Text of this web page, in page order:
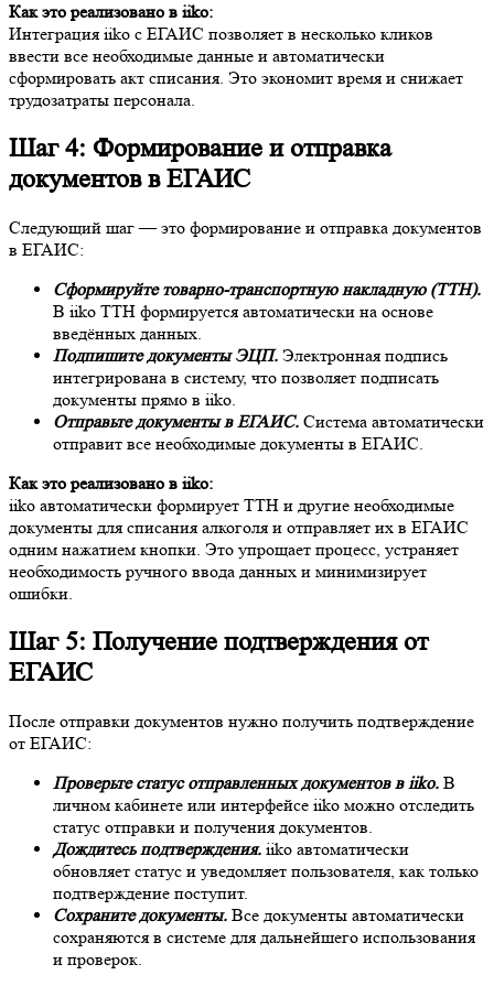
Как это реализовано в iiko:
Интеграция iiko с ЕГАИС позволяет в несколько кликов
ввести все необходимые данные и автоматически
сформировать акт списания. Это экономит время и снижает
трудозатраты персонала.
Шаг 4: Формирование и отправка
документов в ЕГАИС
Следующий шаг — это формирование и отправка документов
в ЕГАИС:
Сформируйте товарно-транспортную накладную (ТТН).
В iiko ТТН формируется автоматически на основе
введённых данных.
Подпишите документы ЭЦП. Электронная подпись
интегрирована в систему, что позволяет подписать
документы прямо в iiko.
Отправьте документы в ЕГАИС. Система автоматически
отправит все необходимые документы в ЕГАИС.
Как это реализовано в iiko:
iiko автоматически формирует ТТН и другие необходимые
документы для списания алкоголя и отправляет их в ЕГАИС
одним нажатием кнопки. Это упрощает процесс, устраняет
необходимость ручного ввода данных и минимизирует
ошибки.
Шаг 5: Получение подтверждения от
ЕГАИС
После отправки документов нужно получить подтверждение
от ЕГАИС:
Проверьте статус отправленных документов в iiko. В
личном кабинете или интерфейсе iiko можно отследить
статус отправки и получения документов.
Дождитесь подтверждения. iiko автоматически
обновляет статус и уведомляет пользователя, как только
подтверждение поступит.
Сохраните документы. Все документы автоматически
сохраняются в системе для дальнейшего использования
и проверок.